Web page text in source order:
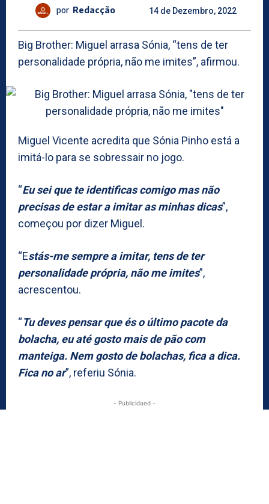
por Redacção 14 de Dezembro, 2022
Big Brother: Miguel arrasa Sónia, “tens de ter
personalidade própria, não me imites”, afirmou.
Miguel Vicente acredita que Sónia Pinho está a
imitá-lo para se sobressair no jogo.
“Eu sei que te identificas comigo mas não
precisas de estar a imitar as minhas dicas”,
começou por dizer Miguel.
“Estás-me sempre a imitar, tens de ter
personalidade própria, não me imites”,
acrescentou.
“Tu deves pensar que és o último pacote da
bolacha, eu até gosto mais de pão com
manteiga. Nem gosto de bolachas, fica a dica.
Fica no ar”, referiu Sónia.
- Publicidaed -